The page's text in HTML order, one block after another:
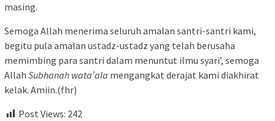
masing.
Semoga Allah menerima seluruh amalan santri-santri kami,
begitu pula amalan ustadz-ustadz yang telah berusaha
memimbing para santri dalam menuntut ilmu syari’, semoga
Allah Subhanah wata’ala mengangkat derajat kami diakhirat
kelak. Amiin.(fhr)
Post Views: 242